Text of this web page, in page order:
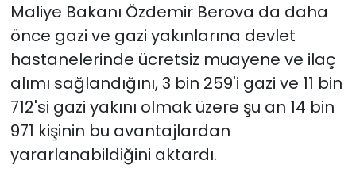
Maliye Bakanı Özdemir Berova da daha
önce gazi ve gazi yakınlarına devlet
hastanelerinde ücretsiz muayene ve ilaç
alımı sağlandığını, 3 bin 259'i gazi ve 11 bin
712'si gazi yakını olmak üzere şu an 14 bin
971 kişinin bu avantajlardan
yararlanabildiğini aktardı.